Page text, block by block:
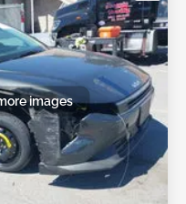
images